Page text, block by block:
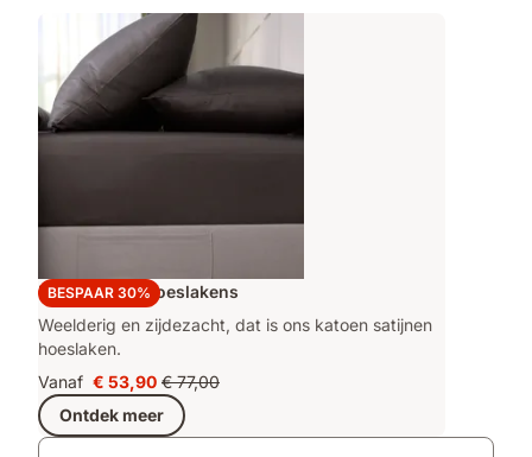
BESPAAR 30%
Emma Satijn Hoeslakens
Weelderig en zijdezacht, dat is ons katoen satijnen
hoeslaken.
Vanaf Prijs
€ 53,90
€ 53,90Oorspronkelijke
prijs
€ 77,00
€ 77,00
Ontdek meer